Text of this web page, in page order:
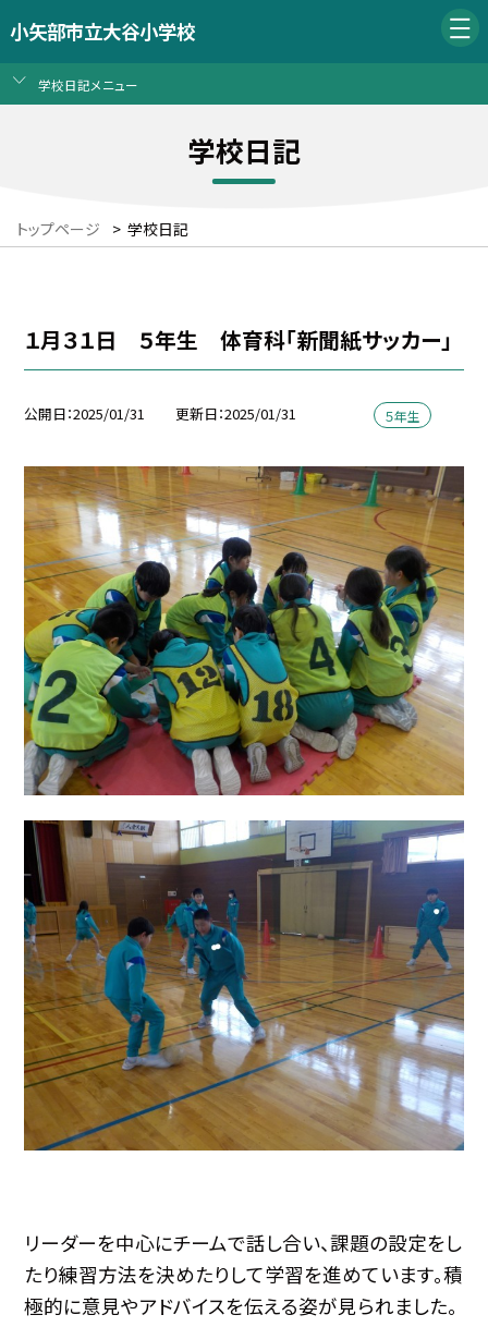
小矢部市立大谷小学校
学校日記メニュー
学校日記
トップページ > 学校日記
１月３１日 ５年生 体育科「新聞紙サッカー」
公開日 2025/01/31 更新日 2025/01/31 ５年生
リーダーを中心にチームで話し合い、課題の設定をし
たり練習方法を決めたりして学習を進めています。積
極的に意見やアドバイスを伝える姿が見られました。